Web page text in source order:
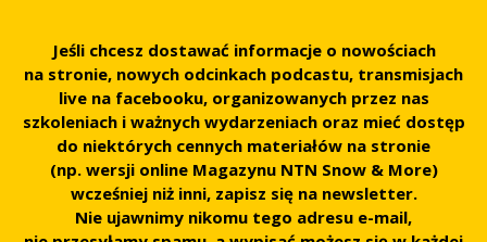
Jeśli chcesz dostawać informacje o nowościach
na stronie, nowych odcinkach podcastu, transmisjach
live na facebooku, organizowanych przez nas
szkoleniach i ważnych wydarzeniach oraz mieć dostęp
do niektórych cennych materiałów na stronie
(np. wersji online Magazynu NTN Snow & More)
wcześniej niż inni, zapisz się na newsletter.
Nie ujawnimy nikomu tego adresu e-mail,